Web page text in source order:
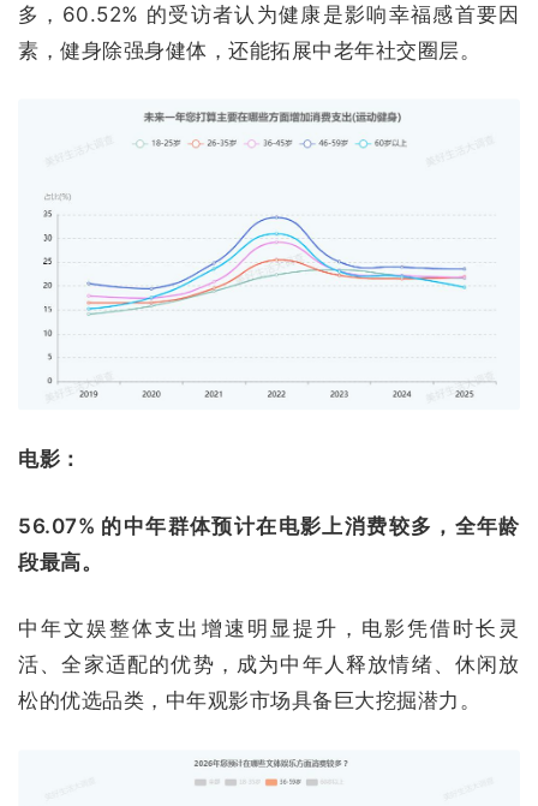
多，60.52% 的受访者认为健康是影响幸福感首要因
素，健身除强身健体，还能拓展中老年社交圈层。
电影：
56.07% 的中年群体预计在电影上消费较多，全年龄
段最高。
中年文娱整体支出增速明显提升，电影凭借时长灵
活、全家适配的优势，成为中年人释放情绪、休闲放
松的优选品类，中年观影市场具备巨大挖掘潜力。